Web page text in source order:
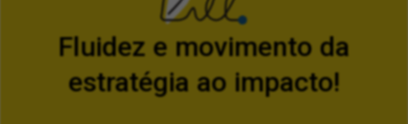
Fluidez e movimento da
estratégia ao impacto!